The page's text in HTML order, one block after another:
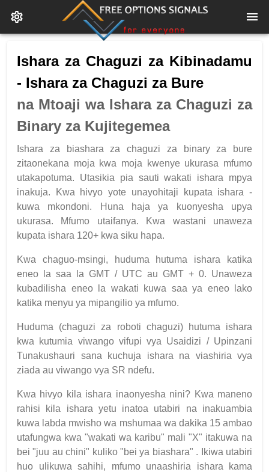
Ishara za Chaguzi za Kibinadamu
- Ishara za Chaguzi za Bure
na Mtoaji wa Ishara za Chaguzi za
Binary za Kujitegemea
Ishara za biashara za chaguzi za binary za bure
zitaonekana moja kwa moja kwenye ukurasa mfumo
utakapotuma. Utasikia pia sauti wakati ishara mpya
inakuja. Kwa hivyo yote unayohitaji kupata ishara -
kuwa mkondoni. Huna haja ya kuonyesha upya
ukurasa. Mfumo utaifanya. Kwa wastani unaweza
kupata ishara 120+ kwa siku hapa.
Kwa chaguo-msingi, huduma hutuma ishara katika
eneo la saa la GMT / UTC au GMT + 0. Unaweza
kubadilisha eneo la wakati kuwa saa ya eneo lako
katika menyu ya mipangilio ya mfumo.
Huduma (chaguzi za roboti chaguzi) hutuma ishara
kwa kutumia viwango vifupi vya Usaidizi / Upinzani
Tunakushauri sana kuchuja ishara na viashiria vya
ziada au viwango vya SR ndefu.
Kwa hivyo kila ishara inaonyesha nini? Kwa maneno
rahisi kila ishara yetu inatoa utabiri na inakuambia
kuwa labda mwisho wa mshumaa wa dakika 15 ambao
utafungwa kwa "wakati wa karibu" mali "X" itakuwa na
bei "juu au chini" kuliko "bei ya biashara" . Ikiwa utabiri
huo ulikuwa sahihi, mfumo unaashiria ishara kama